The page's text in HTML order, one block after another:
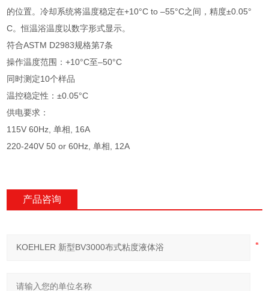
的位置。冷却系统将温度稳定在+10°C to –55°C之间，精度±0.05°
C。恒温浴温度以数字形式显示。
符合ASTM D2983规格第7条
操作温度范围：+10°C至–50°C
同时测定10个样品
温控稳定性：±0.05°C
供电要求：
115V 60Hz, 单相, 16A
220-240V 50 or 60Hz, 单相, 12A
产品咨询